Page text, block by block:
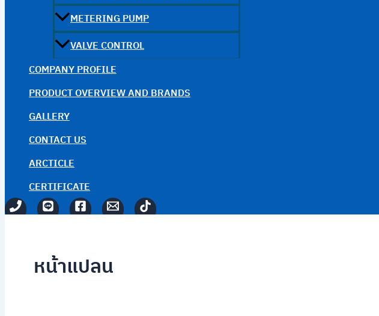
METERING PUMP
VALVE CONTROL
COMPANY PROFILE
PRODUCT OVERVIEW AND BRANDS
GALLERY
CONTACT US
ARCTICLE
CERTIFICATE
หน้าแปลน